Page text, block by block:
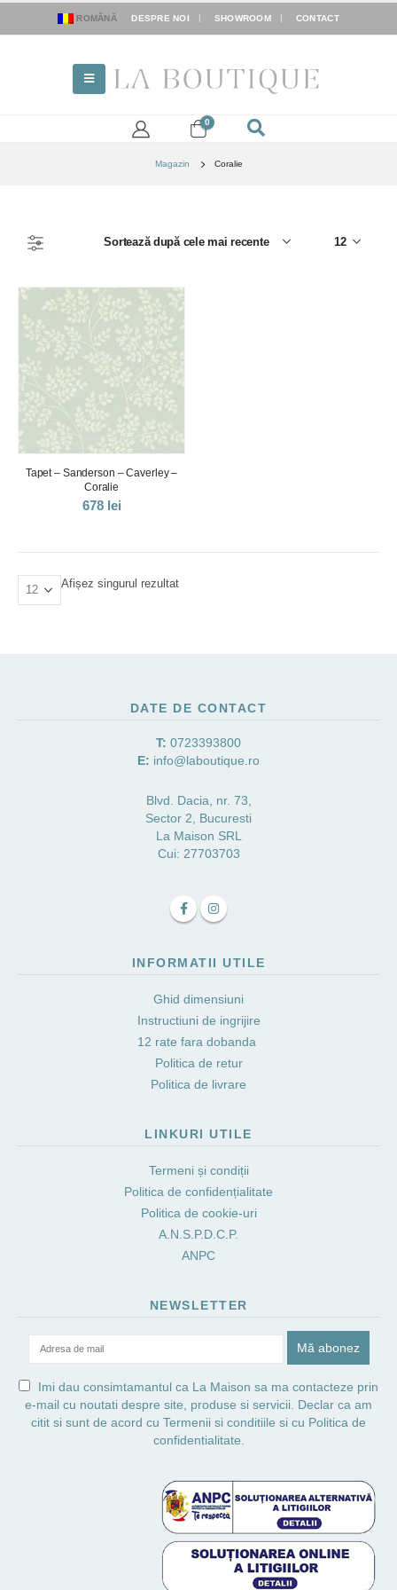
ROMÂNĂ DESPRE NOI SHOWROOM CONTACT
0
Magazin Coralie
Tapet – Sanderson – Caverley –
Coralie
678 lei
Afișez singurul rezultat
DATE DE CONTACT
T: 0723393800
E: info@laboutique.ro
Blvd. Dacia, nr. 73,
Sector 2, Bucuresti
La Maison SRL
Cui: 27703703
INFORMATII UTILE
Ghid dimensiuni
Instructiuni de ingrijire
12 rate fara dobanda
Politica de retur
Politica de livrare
LINKURI UTILE
Termeni și condiții
Politica de confidențialitate
Politica de cookie-uri
A.N.S.P.D.C.P.
ANPC
NEWSLETTER
Imi dau consimtamantul ca La Maison sa ma contacteze prin
e-mail cu noutati despre site, produse si servicii. Declar ca am
citit si sunt de acord cu Termenii si conditiile si cu Politica de
confidentialitate.